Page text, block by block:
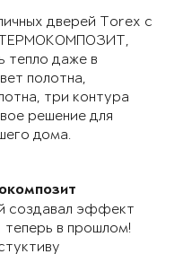
дверей Torex с
ТЕРМОКОМПОЗИТ,
тепло даже в
полотна,
три контура
решение для
дома.
создавал эффект
в прошлом!